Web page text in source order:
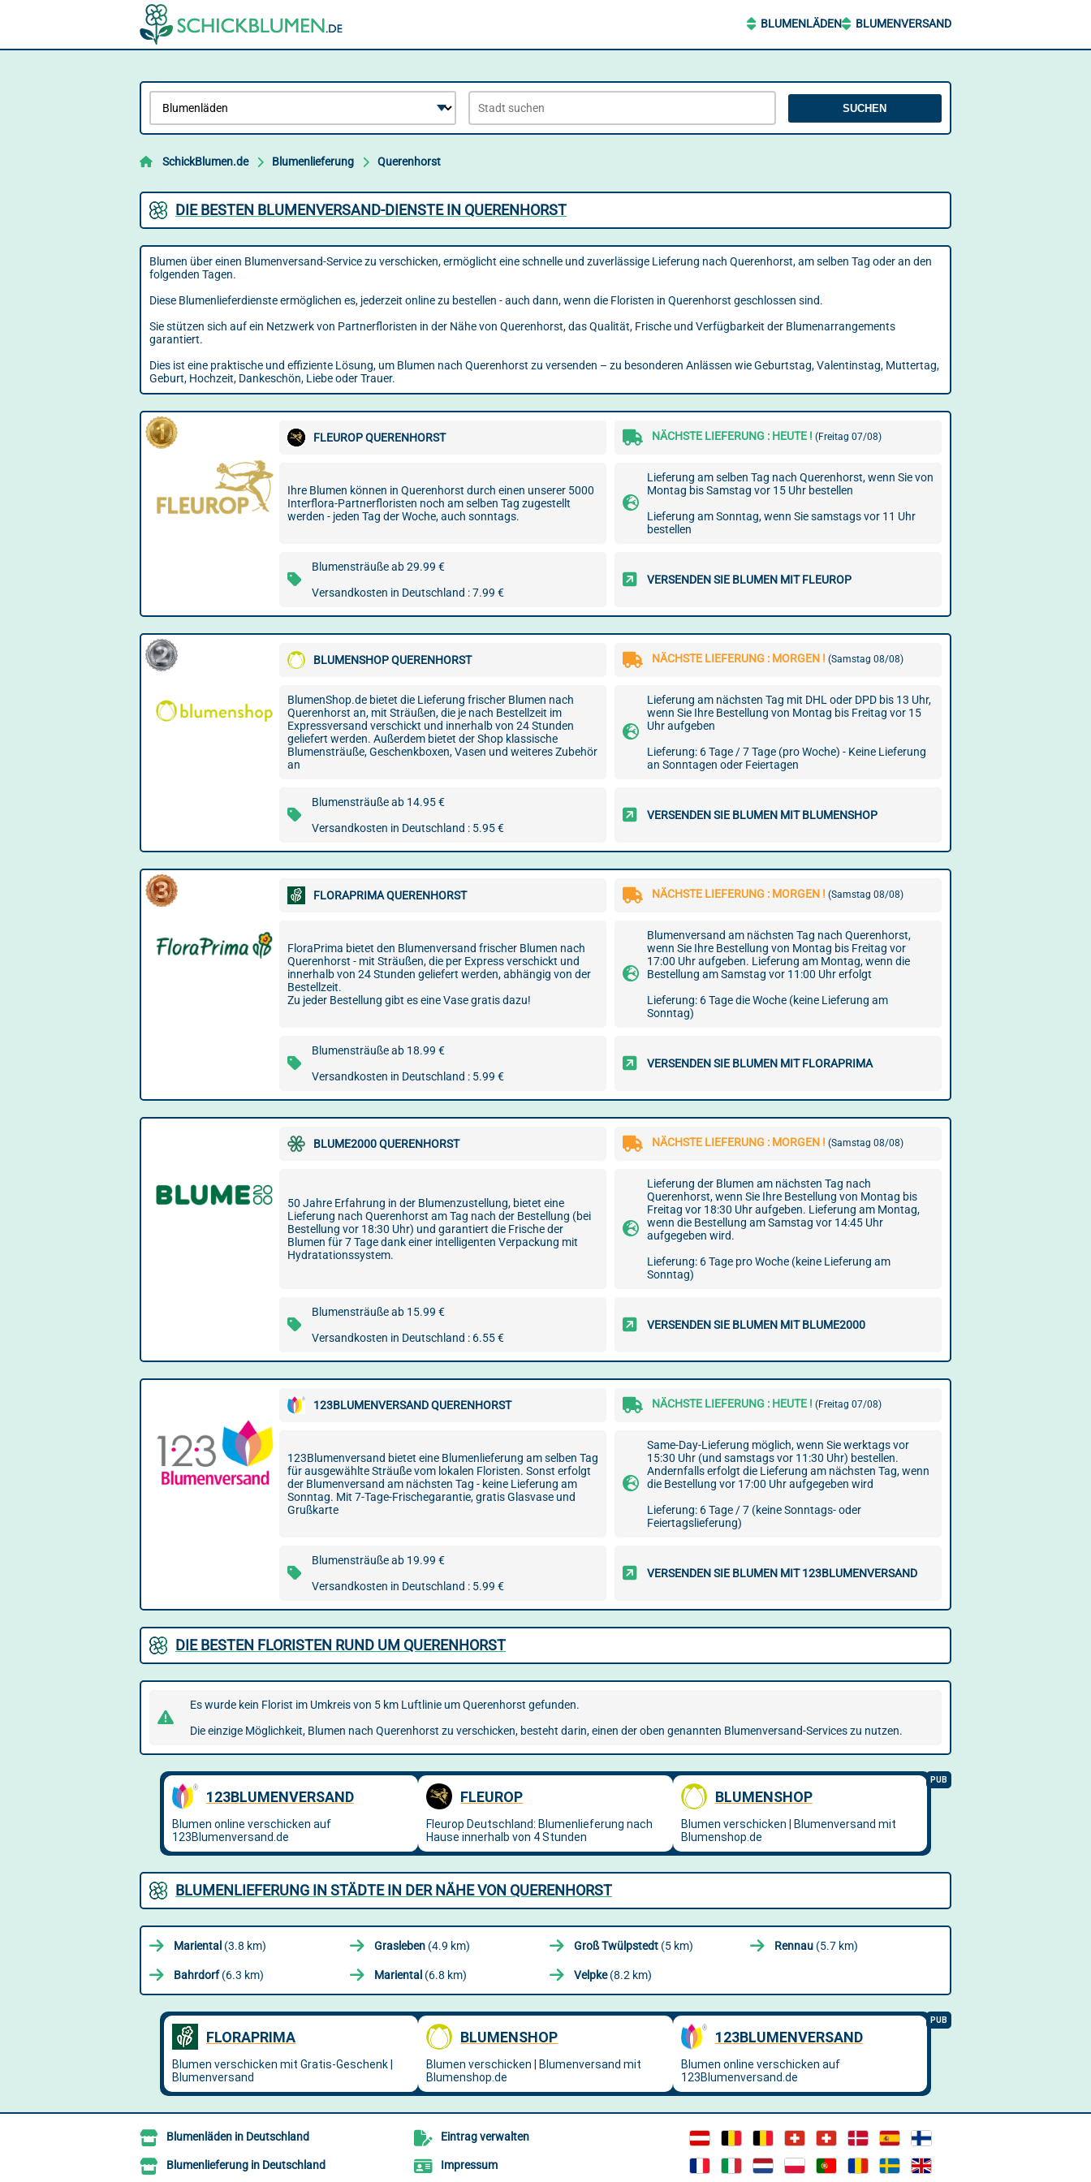
BLUMENLÄDEN BLUMENVERSAND
SUCHEN
SchickBlumen.de Blumenlieferung Querenhorst
DIE BESTEN BLUMENVERSAND-DIENSTE IN QUERENHORST
Blumen über einen Blumenversand-Service zu verschicken, ermöglicht eine schnelle und zuverlässige Lieferung nach Querenhorst, am selben Tag oder an den
folgenden Tagen.
Diese Blumenlieferdienste ermöglichen es, jederzeit online zu bestellen - auch dann, wenn die Floristen in Querenhorst geschlossen sind.
Sie stützen sich auf ein Netzwerk von Partnerfloristen in der Nähe von Querenhorst, das Qualität, Frische und Verfügbarkeit der Blumenarrangements
garantiert.
Dies ist eine praktische und effiziente Lösung, um Blumen nach Querenhorst zu versenden – zu besonderen Anlässen wie Geburtstag, Valentinstag, Muttertag,
Geburt, Hochzeit, Dankeschön, Liebe oder Trauer.
FLEUROP QUERENHORST NÄCHSTE LIEFERUNG : HEUTE ! (Freitag 07/08)
Ihre Blumen können in Querenhorst durch einen unserer 5000
Interflora-Partnerfloristen noch am selben Tag zugestellt
werden - jeden Tag der Woche, auch sonntags.
Lieferung am selben Tag nach Querenhorst, wenn Sie von
Montag bis Samstag vor 15 Uhr bestellen
Lieferung am Sonntag, wenn Sie samstags vor 11 Uhr
bestellen
Blumensträuße ab 29.99 €
Versandkosten in Deutschland : 7.99 €
VERSENDEN SIE BLUMEN MIT FLEUROP
BLUMENSHOP QUERENHORST NÄCHSTE LIEFERUNG : MORGEN ! (Samstag 08/08)
BlumenShop.de bietet die Lieferung frischer Blumen nach
Querenhorst an, mit Sträußen, die je nach Bestellzeit im
Expressversand verschickt und innerhalb von 24 Stunden
geliefert werden. Außerdem bietet der Shop klassische
Blumensträuße, Geschenkboxen, Vasen und weiteres Zubehör
an
Lieferung am nächsten Tag mit DHL oder DPD bis 13 Uhr,
wenn Sie Ihre Bestellung von Montag bis Freitag vor 15
Uhr aufgeben
Lieferung: 6 Tage / 7 Tage (pro Woche) - Keine Lieferung
an Sonntagen oder Feiertagen
Blumensträuße ab 14.95 €
Versandkosten in Deutschland : 5.95 €
VERSENDEN SIE BLUMEN MIT BLUMENSHOP
FLORAPRIMA QUERENHORST NÄCHSTE LIEFERUNG : MORGEN ! (Samstag 08/08)
FloraPrima bietet den Blumenversand frischer Blumen nach
Querenhorst - mit Sträußen, die per Express verschickt und
innerhalb von 24 Stunden geliefert werden, abhängig von der
Bestellzeit.
Zu jeder Bestellung gibt es eine Vase gratis dazu!
Blumenversand am nächsten Tag nach Querenhorst,
wenn Sie Ihre Bestellung von Montag bis Freitag vor
17:00 Uhr aufgeben. Lieferung am Montag, wenn die
Bestellung am Samstag vor 11:00 Uhr erfolgt
Lieferung: 6 Tage die Woche (keine Lieferung am
Sonntag)
Blumensträuße ab 18.99 €
Versandkosten in Deutschland : 5.99 €
VERSENDEN SIE BLUMEN MIT FLORAPRIMA
BLUME2000 QUERENHORST NÄCHSTE LIEFERUNG : MORGEN ! (Samstag 08/08)
50 Jahre Erfahrung in der Blumenzustellung, bietet eine
Lieferung nach Querenhorst am Tag nach der Bestellung (bei
Bestellung vor 18:30 Uhr) und garantiert die Frische der
Blumen für 7 Tage dank einer intelligenten Verpackung mit
Hydratationssystem.
Lieferung der Blumen am nächsten Tag nach
Querenhorst, wenn Sie Ihre Bestellung von Montag bis
Freitag vor 18:30 Uhr aufgeben. Lieferung am Montag,
wenn die Bestellung am Samstag vor 14:45 Uhr
aufgegeben wird.
Lieferung: 6 Tage pro Woche (keine Lieferung am
Sonntag)
Blumensträuße ab 15.99 €
Versandkosten in Deutschland : 6.55 €
VERSENDEN SIE BLUMEN MIT BLUME2000
123BLUMENVERSAND QUERENHORST NÄCHSTE LIEFERUNG : HEUTE ! (Freitag 07/08)
123Blumenversand bietet eine Blumenlieferung am selben Tag
für ausgewählte Sträuße vom lokalen Floristen. Sonst erfolgt
der Blumenversand am nächsten Tag - keine Lieferung am
Sonntag. Mit 7-Tage-Frischegarantie, gratis Glasvase und
Grußkarte
Same-Day-Lieferung möglich, wenn Sie werktags vor
15:30 Uhr (und samstags vor 11:30 Uhr) bestellen.
Andernfalls erfolgt die Lieferung am nächsten Tag, wenn
die Bestellung vor 17:00 Uhr aufgegeben wird
Lieferung: 6 Tage / 7 (keine Sonntags- oder
Feiertagslieferung)
Blumensträuße ab 19.99 €
Versandkosten in Deutschland : 5.99 €
VERSENDEN SIE BLUMEN MIT 123BLUMENVERSAND
DIE BESTEN FLORISTEN RUND UM QUERENHORST
Es wurde kein Florist im Umkreis von 5 km Luftlinie um Querenhorst gefunden.
Die einzige Möglichkeit, Blumen nach Querenhorst zu verschicken, besteht darin, einen der oben genannten Blumenversand-Services zu nutzen.
BLUMENLIEFERUNG IN STÄDTE IN DER NÄHE VON QUERENHORST
Mariental (3.8 km) Grasleben(4.9 km) Groß Twülpstedt (5 km) Rennau(5.7 km)
Bahrdorf(6.3 km) Mariental (6.8 km) Velpke(8.2 km)
Blumenläden in Deutschland
Blumenlieferung in Deutschland
Eintrag verwalten
Impressum